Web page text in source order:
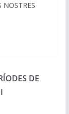
NOSTRES
DE